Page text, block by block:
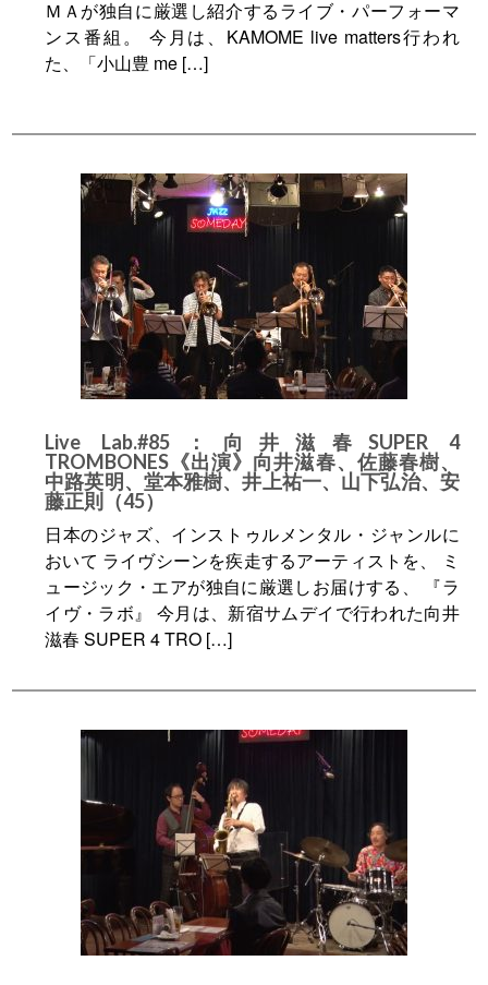
ＭＡが独自に厳選し紹介するライブ・パーフォーマ
ンス番組。 今月は、KAMOME live matters行われ
た、「小山豊 me […]
Live Lab.#85：向井滋春SUPER 4
TROMBONES《出演》向井滋春、佐藤春樹、
中路英明、堂本雅樹、井上祐一、山下弘治、安
藤正則（45）
日本のジャズ、インストゥルメンタル・ジャンルに
おいて ライヴシーンを疾走するアーティストを、 ミ
ュージック・エアが独自に厳選しお届けする、 『ラ
イヴ・ラボ』 今月は、新宿サムデイで行われた向井
滋春 SUPER 4 TRO […]